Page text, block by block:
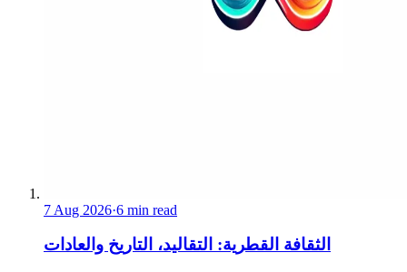
7 Aug 2026·6 min read
الثقافة القطرية: التقاليد، التاريخ والعادات